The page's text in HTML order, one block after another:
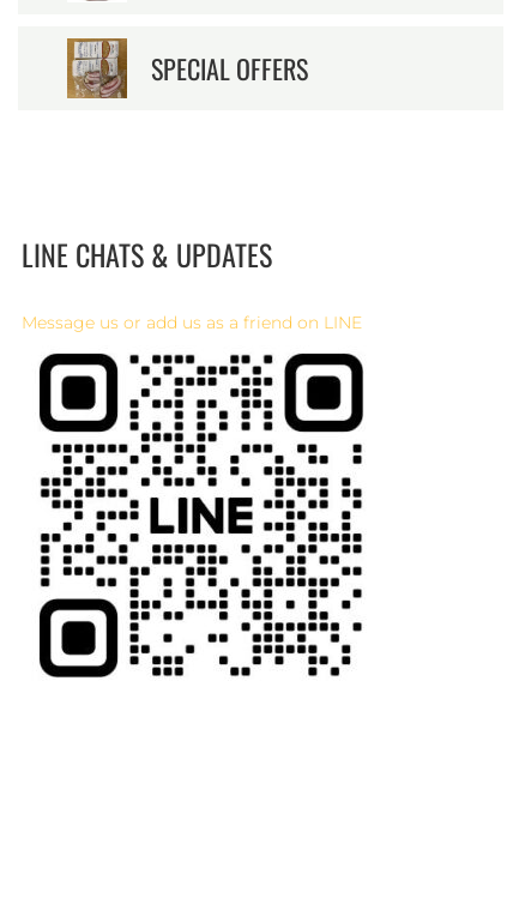
SPECIAL OFFERS
LINE CHATS & UPDATES
Message us or add us as a friend on LINE